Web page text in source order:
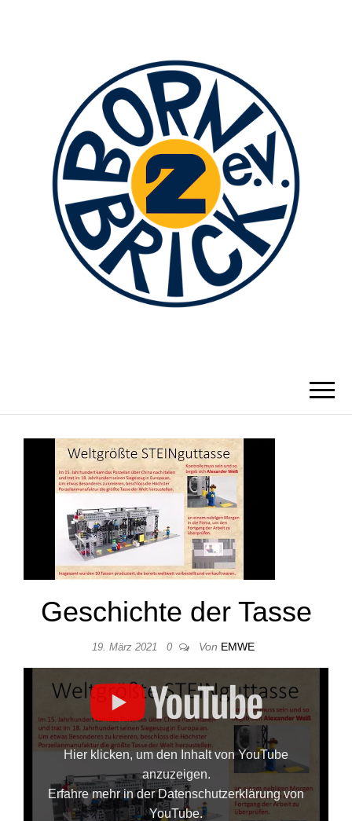
E.V.
Geschichte der Tasse
19. März 2021 0 Von EMWE
Hier klicken, um den Inhalt von YouTube
anzuzeigen.
Erfahre mehr in derDatenschutzerklärung von
YouTube.